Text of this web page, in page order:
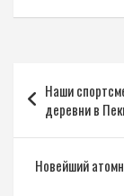
по
записям
Наши
деревни в
Новейший